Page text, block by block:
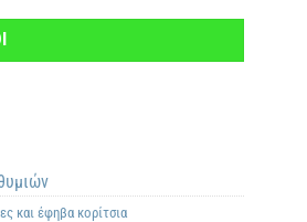
και έφηβα κορίτσια